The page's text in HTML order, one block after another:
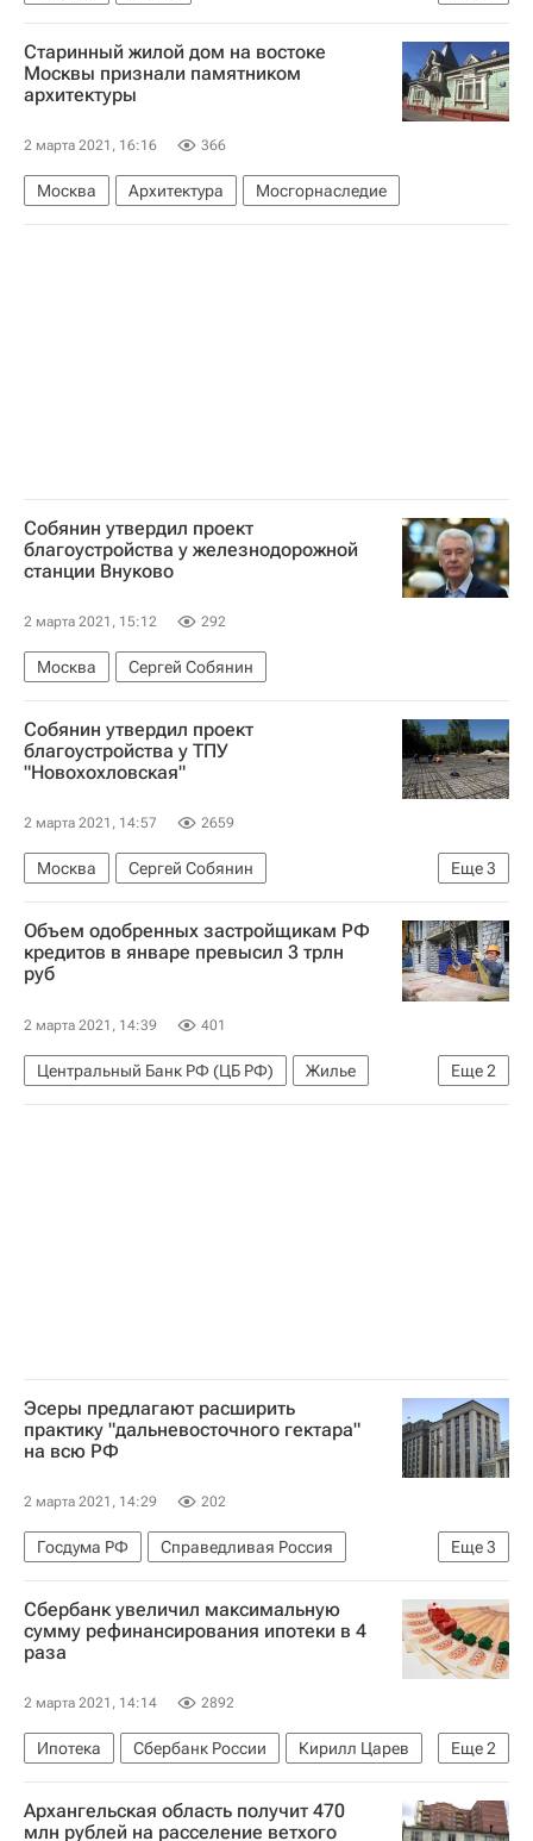
Алексей Емельянов (политик)
Суды
Старинный жилой дом на востоке
Москвы признали памятником
архитектуры
2 марта 2021, 16:16 366
Москва Архитектура Мосгорнаследие
Собянин утвердил проект
благоустройства у железнодорожной
станции Внуково
2 марта 2021, 15:12 292
Москва Сергей Собянин
Собянин утвердил проект
благоустройства у ТПУ
"Новохохловская"
2 марта 2021, 14:57 2659
Еще3
Москва
Сергей Собянин
Московское центральное кольцо (МЦК)
Москва Сегодня: мегаполис для жизни
Благоустройство
Объем одобренных застройщикам РФ
кредитов в январе превысил 3 трлн
руб
2 марта 2021, 14:39 401
Еще2
Центральный Банк РФ (ЦБ РФ)
Жилье
Банки
Кредиты
Эсеры предлагают расширить
практику "дальневосточного гектара"
на всю РФ
2 марта 2021, 14:29 202
Еще3
Госдума РФ
Справедливая Россия
Дальний Восток
Законодательство
Земельные участки
Сбербанк увеличил максимальную
сумму рефинансирования ипотеки в 4
раза
2 марта 2021, 14:14 2892
Еще2
Ипотека Сбербанк России
Кирилл Царев
Кредиты
Банки
Архангельская область получит 470
млн рублей на расселение ветхого